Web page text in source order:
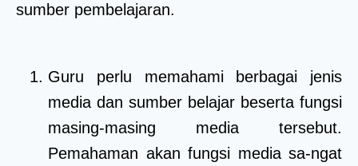
sumber pembelajaran.
Guru perlu memahami berbagai jenis
media dan sumber belajar beserta fungsi
masing-masing media tersebut.
Pemahaman akan fungsi media sa-ngat